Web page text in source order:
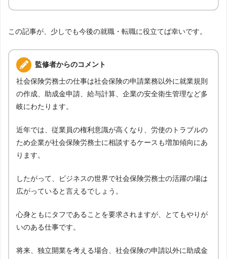
この記事が、少しでも今後の就職・転職に役立てば幸いです。
監修者からのコメント
社会保険労務士の仕事は社会保険の申請業務以外に就業規則
の作成、助成金申請、給与計算、企業の安全衛生管理など多
岐にわたります。
近年では、従業員の権利意識が高くなり、労使のトラブルの
ため企業が社会保険労務士に相談するケースも増加傾向にあ
ります。
したがって、ビジネスの世界で社会保険労務士の活躍の場は
広がっていると言えるでしょう。
心身ともにタフであることを要求されますが、とてもやりが
いのある仕事です。
将来、独立開業を考える場合、社会保険の申請以外に助成金